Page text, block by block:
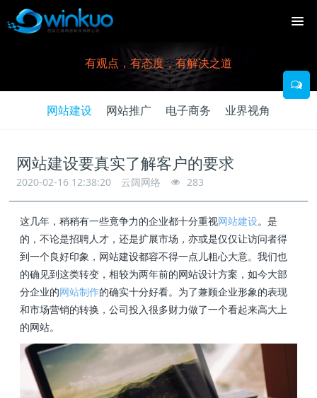
有观点，有态度，有解决之道
网站建设 网站推广 电子商务 业界视角
网站建设要真实了解客户的要求
2020-02-16 12:38:20 云阔网络 283
这几年，稍稍有一些竟争力的企业都十分重视网站建设。是
的，不论是招聘人才，还是扩展市场，亦或是仅仅让访问者得
到一个良好印象，网站建设都容不得一点儿粗心大意。我们也
的确见到这类转变，相较为两年前的网站设计方案，如今大部
分企业的网站制作的确实十分好看。为了兼顾企业形象的表现
和市场营销的转换，公司投入很多财力做了一个看起来高大上
的网站。